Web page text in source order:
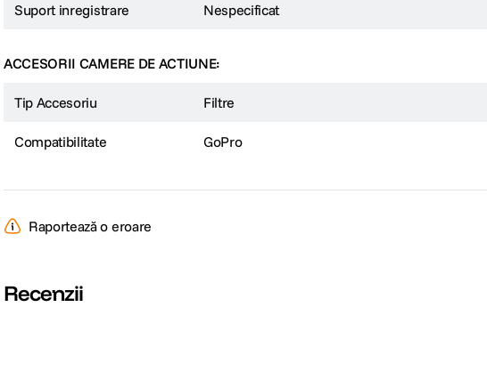
Suport inregistrare Nespecificat
ACCESORII CAMERE DE ACTIUNE:
Tip Accesoriu Filtre
Compatibilitate GoPro
Raportează o eroare
Recenzii